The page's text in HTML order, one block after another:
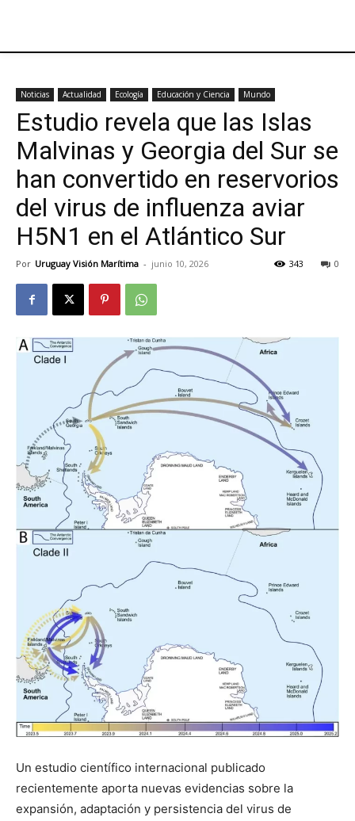
Noticias Actualidad Ecología Educación y Ciencia Mundo
Estudio revela que las Islas
Malvinas y Georgia del Sur se
han convertido en reservorios
del virus de influenza aviar
H5N1 en el Atlántico Sur
Por Uruguay Visión Marítima - junio 10, 2026 0
343
Un estudio científico internacional publicado
recientemente aporta nuevas evidencias sobre la
expansión, adaptación y persistencia del virus de